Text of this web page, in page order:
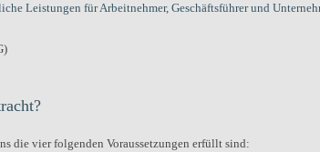
Leistungen für Arbeitnehmer, Geschäftsführer und
die vier folgenden Voraussetzungen erfüllt sind: